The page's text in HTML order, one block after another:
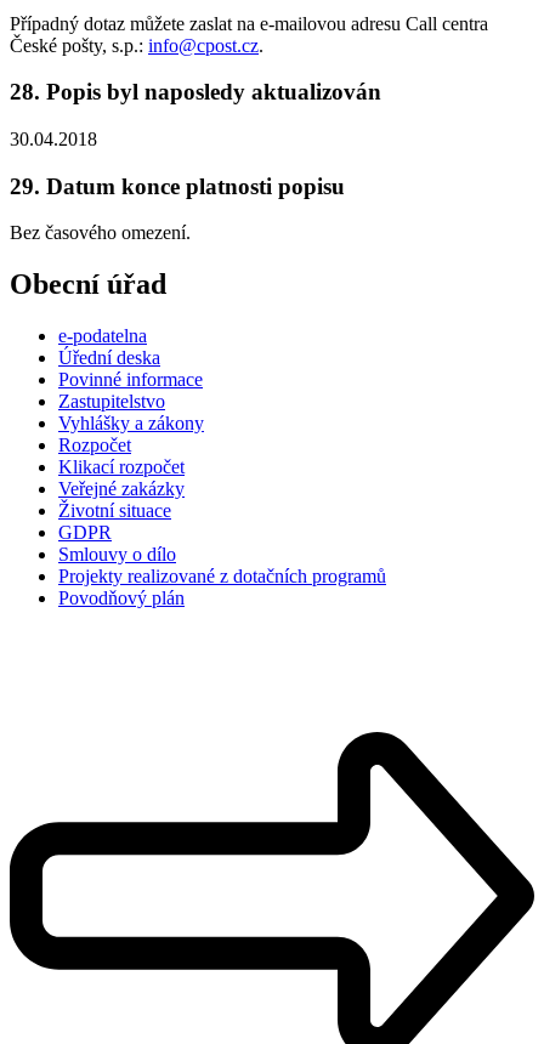
Případný dotaz můžete zaslat na e-mailovou adresu Call centra
České pošty, s.p.: info@cpost.cz.
28. Popis byl naposledy aktualizován
30.04.2018
29. Datum konce platnosti popisu
Bez časového omezení.
Obecní úřad
e-podatelna
Úřední deska
Povinné informace
Zastupitelstvo
Vyhlášky a zákony
Rozpočet
Klikací rozpočet
Veřejné zakázky
Životní situace
GDPR
Smlouvy o dílo
Projekty realizované z dotačních programů
Povodňový plán